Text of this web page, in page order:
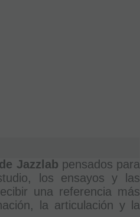
Jazzlab pensados para
los ensayos y las
una referencia más
la articulación y la